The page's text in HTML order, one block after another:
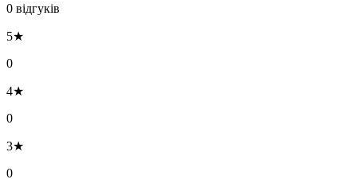
0 відгуків
5★
0
4★
0
3★
0